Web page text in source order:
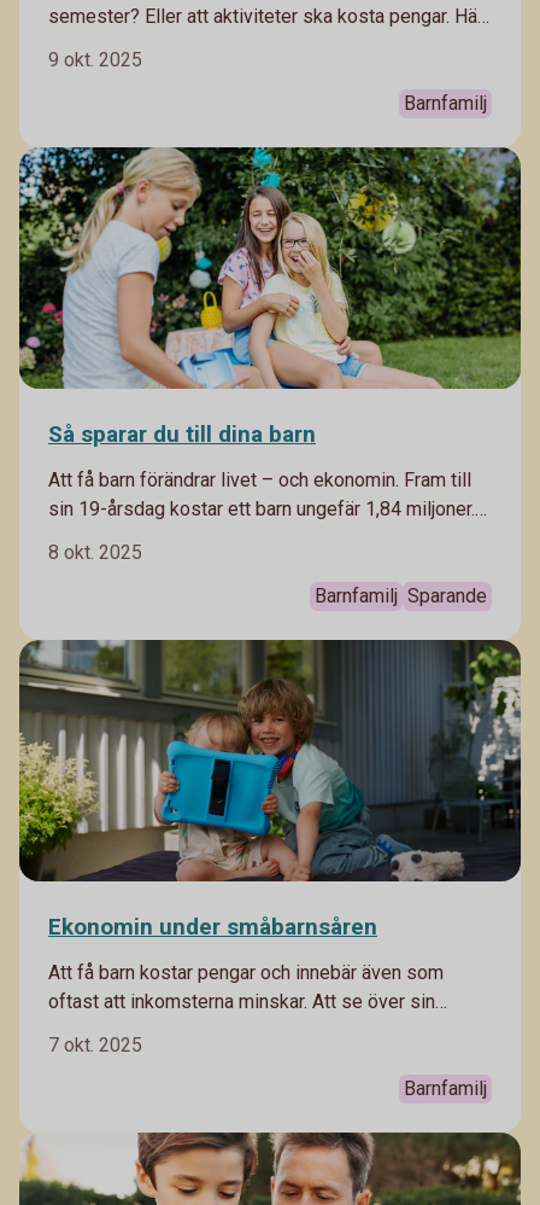
semester? Eller att aktiviteter ska kosta pengar. Här
som inte kostar så mycket.
9 okt. 2025
Barnfamilj
Så sparar du till dina barn
Att få barn förändrar livet – och ekonomin. Fram till
sin 19-årsdag kostar ett barn ungefär 1,84 miljoner.
sparar smart till dina barn.
8 okt. 2025
Barnfamilj Sparande
Ekonomin under småbarnsåren
Att få barn kostar pengar och innebär även som
oftast att inkomsterna minskar. Att se över sin
till familjen är en klok sak. Gör en budget över
nuvarande inkomster och utgifter, och se hur den
7 okt. 2025
Barnfamilj